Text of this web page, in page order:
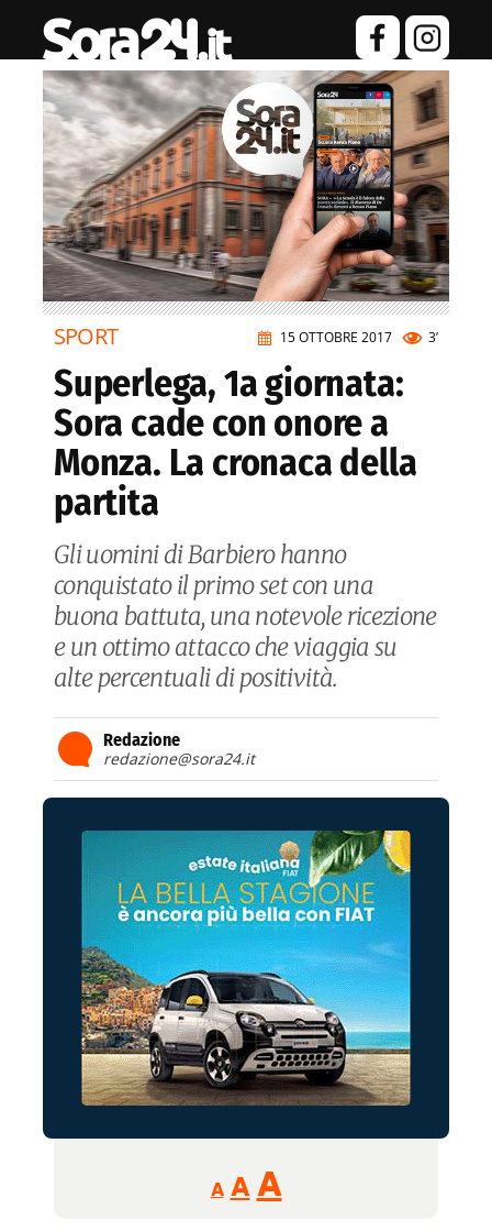
15 OTTOBRE 2017 3’
SPORT
Superlega, 1a giornata:
Sora cade con onore a
Monza. La cronaca della
partita
Gli uomini di Barbiero hanno
conquistato il primo set con una
buona battuta, una notevole ricezione
e un ottimo attacco che viaggia su
alte percentuali di positività.
Redazione
redazione@sora24.it
A
Reducir
tamaño
A Restablecer
AAumentar